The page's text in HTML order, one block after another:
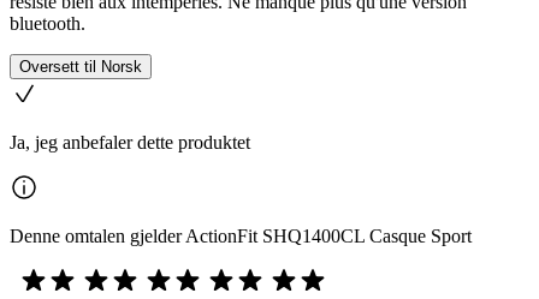
bluetooth.
Oversett til Norsk
Ja, jeg anbefaler dette produktet
Denne omtalen gjelder ActionFit SHQ1400CL Casque Sport